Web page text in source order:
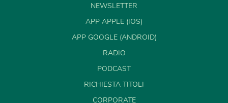
NEWSLETTER
APP APPLE (IOS)
APP GOOGLE (ANDROID)
RADIO
PODCAST
RICHIESTA TITOLI
CORPORATE